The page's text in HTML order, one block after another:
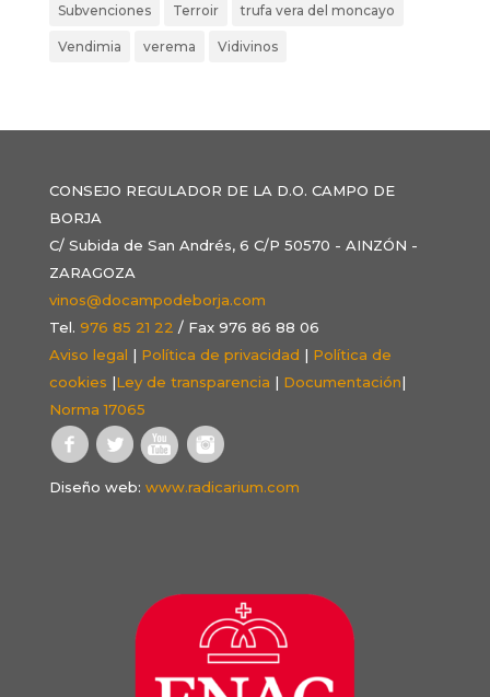
Subvenciones Terroir trufa vera del moncayo
Vendimia verema Vidivinos
CONSEJO REGULADOR DE LA D.O. CAMPO DE
BORJA
C/ Subida de San Andrés, 6 C/P 50570 - AINZÓN -
ZARAGOZA
vinos@docampodeborja.com
Tel. 976 85 21 22 / Fax 976 86 88 06
Aviso legal | Política de privacidad | Política de
cookies |Ley de transparencia | Documentación|
Norma 17065
Diseño web: www.radicarium.com